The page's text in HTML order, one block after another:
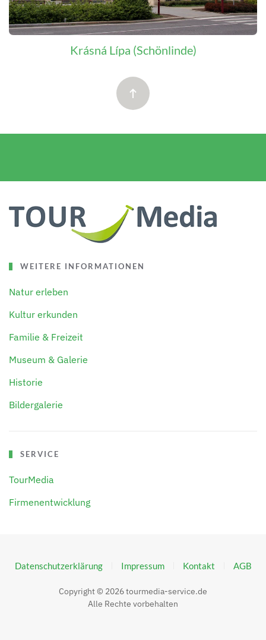
Krásná Lípa (Schönlinde)
WEITERE INFORMATIONEN
Natur erleben
Kultur erkunden
Familie & Freizeit
Museum & Galerie
Historie
Bildergalerie
SERVICE
TourMedia
Firmenentwicklung
Datenschutzerklärung Impressum Kontakt AGB
Copyright © 2026tourmedia-service.de
Alle Rechte vorbehalten